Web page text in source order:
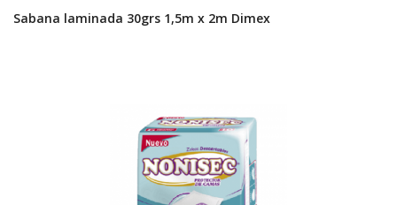
Sabana laminada 30grs 1,5m x 2m Dimex